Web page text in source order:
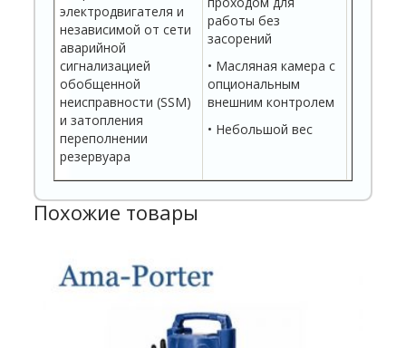
электродвигателя и
независимой от сети
аварийной
сигнализацией
обобщенной
неисправности (SSM)
и затопления
переполнении
резервуара
работы без
засорений
• Масляная камера с
опциональным
внешним контролем
• Небольшой вес
Похожие товары